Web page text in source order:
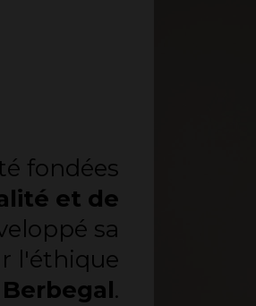
fondées
et de
sa
l'éthique
.